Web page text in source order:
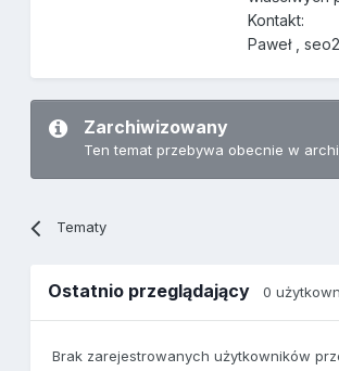
Kontakt:
Paweł ,
Zarchiwizowany
Ten temat przebywa obecnie w
Tematy
Ostatnio przeglądający0
Brak zarejestrowanych użytkowników